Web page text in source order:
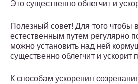
Это существенно облегчит и
Полезный совет! Для того чтобы
естественным путем регулярно
можно установить над ней
существенно облегчит и ускорит
К способам ускорения